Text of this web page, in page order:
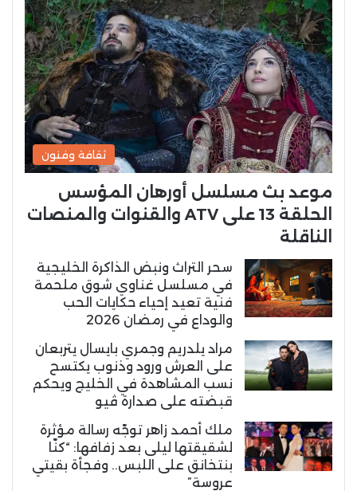
ثقافة وفنون
موعد بث مسلسل أورهان المؤسس
الحلقة 13 على ATV والقنوات والمنصات
الناقلة
سحر التراث ونبض الذاكرة الخليجية
في مسلسل غناوي شوق ملحمة
فنية تعيد إحياء حكايات الحب
والوداع في رمضان 2026
مراد يلدريم وجمري بايسال يتربعان
على العرش ورود وذنوب يكتسح
نسب المشاهدة في الخليج ويحكم
قبضته على صدارة ڤيو
ملك أحمد زاهر توجّه رسالة مؤثرة
لشقيقتها ليلى بعد زفافها: “كنّا
بنتخانق على اللبس.. وفجأة بقيتي
عروسة”